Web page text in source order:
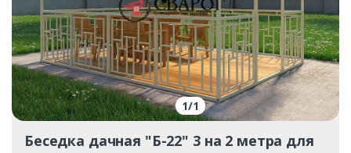
1/1
Беседка дачная "Б-22" 3 на 2 метра для